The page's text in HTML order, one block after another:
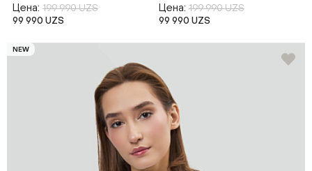
Цена: 199 990 UZS
99 990 UZS
Цена: 199 990 UZS
99 990 UZS
NEW